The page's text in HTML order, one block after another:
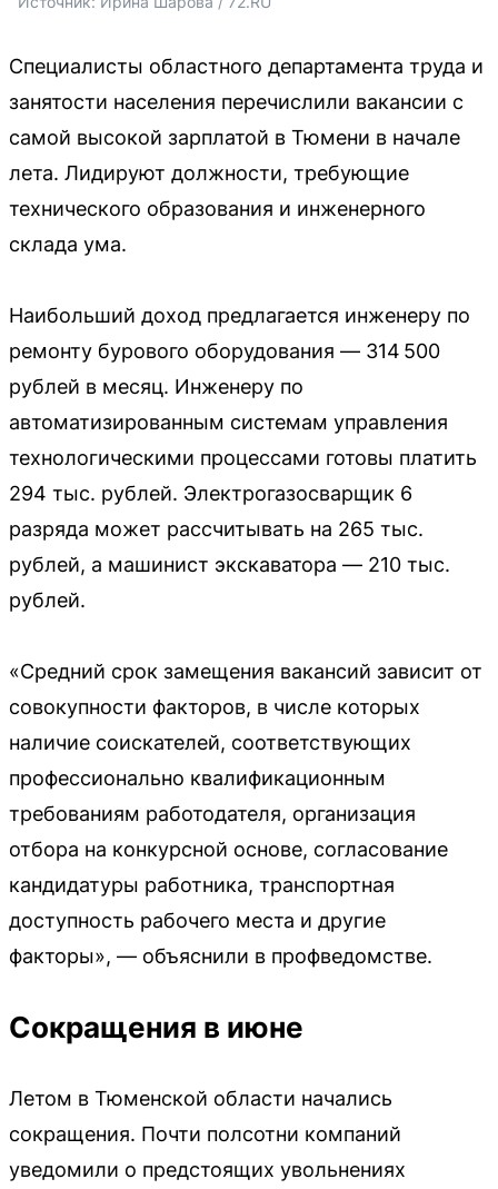
Специалисты областного департамента труда и
занятости населения перечислили вакансии с
самой высокой зарплатой в Тюмени в начале
лета. Лидируют должности, требующие
технического образования и инженерного
склада ума.
Наибольший доход предлагается инженеру по
ремонту бурового оборудования — 314 500
рублей в месяц. Инженеру по
автоматизированным системам управления
технологическими процессами готовы платить
294 тыс. рублей. Электрогазосварщик 6
разряда может рассчитывать на 265 тыс.
рублей, а машинист экскаватора — 210 тыс.
рублей.
«Средний срок замещения вакансий зависит от
совокупности факторов, в числе которых
наличие соискателей, соответствующих
профессионально квалификационным
требованиям работодателя, организация
отбора на конкурсной основе, согласование
кандидатуры работника, транспортная
доступность рабочего места и другие
факторы», — объяснили в профведомстве.
Сокращения в июне
Летом в Тюменской области начались
сокращения. Почти полсотни компаний
уведомили о предстоящих увольнениях